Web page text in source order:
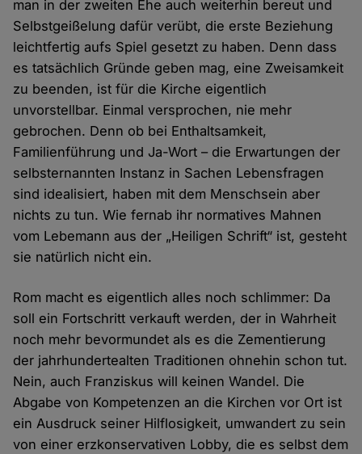
man in der zweiten Ehe auch weiterhin bereut und
Selbstgeißelung dafür verübt, die erste Beziehung
leichtfertig aufs Spiel gesetzt zu haben. Denn dass
es tatsächlich Gründe geben mag, eine Zweisamkeit
zu beenden, ist für die Kirche eigentlich
unvorstellbar. Einmal versprochen, nie mehr
gebrochen. Denn ob bei Enthaltsamkeit,
Familienführung und Ja-Wort – die Erwartungen der
selbsternannten Instanz in Sachen Lebensfragen
sind idealisiert, haben mit dem Menschsein aber
nichts zu tun. Wie fernab ihr normatives Mahnen
vom Lebemann aus der „Heiligen Schrift“ ist, gesteht
sie natürlich nicht ein.
Rom macht es eigentlich alles noch schlimmer: Da
soll ein Fortschritt verkauft werden, der in Wahrheit
noch mehr bevormundet als es die Zementierung
der jahrhundertealten Traditionen ohnehin schon tut.
Nein, auch Franziskus will keinen Wandel. Die
Abgabe von Kompetenzen an die Kirchen vor Ort ist
ein Ausdruck seiner Hilflosigkeit, umwandert zu sein
von einer erzkonservativen Lobby, die es selbst dem